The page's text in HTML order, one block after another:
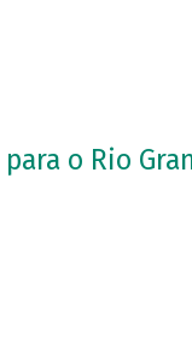
o Rio